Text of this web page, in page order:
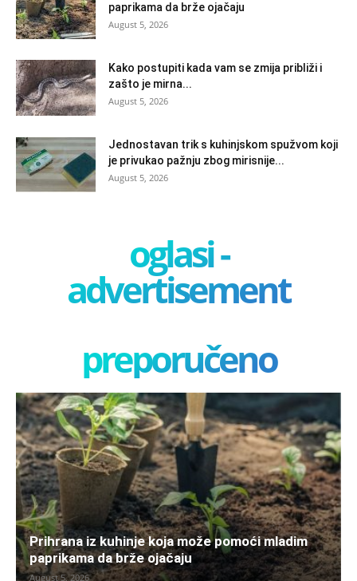
paprikama da brže ojačaju
August 5, 2026
Kako postupiti kada vam se zmija približi i
zašto je mirna...
August 5, 2026
Jednostavan trik s kuhinjskom spužvom koji
je privukao pažnju zbog mirisnije...
August 5, 2026
oglasi -
advertisement
preporučeno
Prihrana iz kuhinje koja može pomoći mladim
paprikama da brže ojačaju
August 5, 2026